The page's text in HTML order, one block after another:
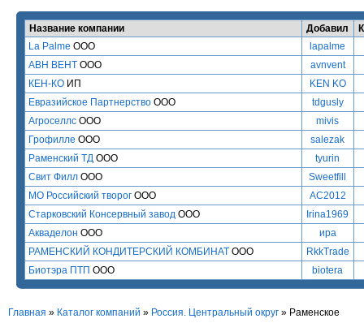
Название компании Добавил
La Palme ООО
lapalme
АВН ВЕНТ ООО
avnvent
КЕН-КО ИП
KEN KO
Евразийское Партнерство ООО
tdgusly
Агроселлс ООО
mivis
Грофилле ООО
salezak
Раменский ТД ООО
tyurin
Свит Филл ООО
Sweetfill
МО Российский творог ООО
AC2012
Старковский Консервный завод ООО
Irina1969
Акваделон ООО
ира
РАМЕНСКИЙ КОНДИТЕРСКИЙ КОМБИНАТ ООО
RkkTrade
Биотэра ПТП ООО biotera
Главная » Каталог компаний » Россия. Центральный округ » Раменское